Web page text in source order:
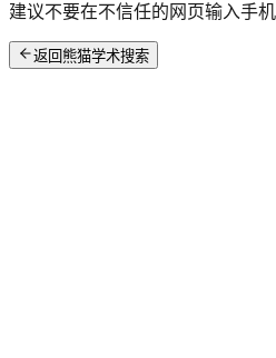
建议不要在不信任的网页输入手
返回熊猫学术搜索